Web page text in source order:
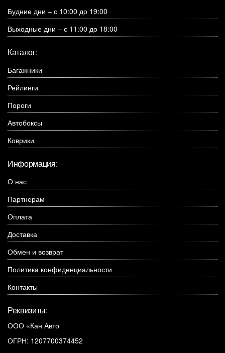
Будние дни – с 10:00 до 19:00
Выходные дни – с 11:00 до 18:00
Каталог:
Багажники
Рейлинги
Пороги
Автобоксы
Коврики
Информация:
О нас
Партнерам
Оплата
Доставка
Обмен и возврат
Политика конфиденциальности
Контакты
Реквизиты:
ООО «Кан Авто
ОГРН: 1207700374452